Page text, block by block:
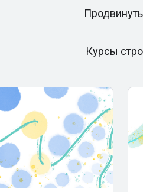
Курсы